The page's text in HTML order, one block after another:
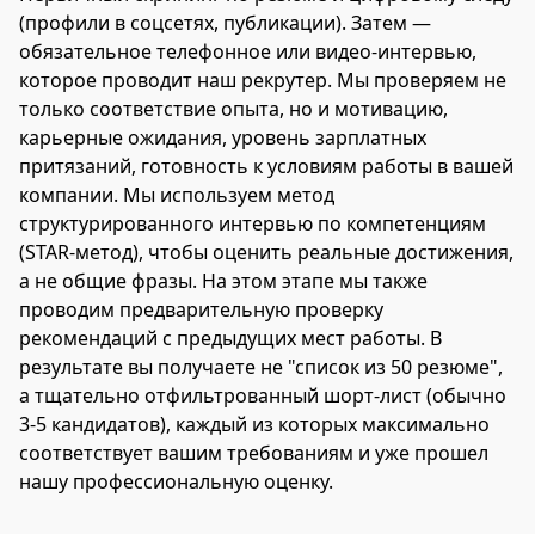
(профили в соцсетях, публикации). Затем —
обязательное телефонное или видео-интервью,
которое проводит наш рекрутер. Мы проверяем не
только соответствие опыта, но и мотивацию,
карьерные ожидания, уровень зарплатных
притязаний, готовность к условиям работы в вашей
компании. Мы используем метод
структурированного интервью по компетенциям
(STAR-метод), чтобы оценить реальные достижения,
а не общие фразы. На этом этапе мы также
проводим предварительную проверку
рекомендаций с предыдущих мест работы. В
результате вы получаете не "список из 50 резюме",
а тщательно отфильтрованный шорт-лист (обычно
3-5 кандидатов), каждый из которых максимально
соответствует вашим требованиям и уже прошел
нашу профессиональную оценку.